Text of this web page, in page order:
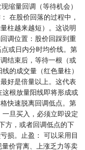
缩量回调（等待机会）
在股价回落的过程中，
柱越来越短）。这说明
调位置：股价回踩到重
或日内分时均价线。第
结束后，等待一根（或
的成交量（红色量柱）
好是倍量以上。这代表
根放量阳线即将形成或
快速脱离回调低点。第
旦买入，必须立即设定
方，或者回调低点的下
损。止盈： 可以采用目
价背离、上涨乏力等卖